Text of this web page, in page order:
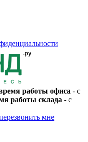
работы офиса - с
работы склада - с
мне